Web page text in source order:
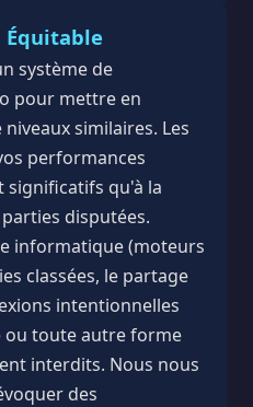
Équitable
système de
pour mettre en
similaires. Les
performances
significatifs qu'à la
disputées.
informatique (moteurs
classées, le partage
intentionnelles
ou toute autre forme
interdits. Nous nous
des